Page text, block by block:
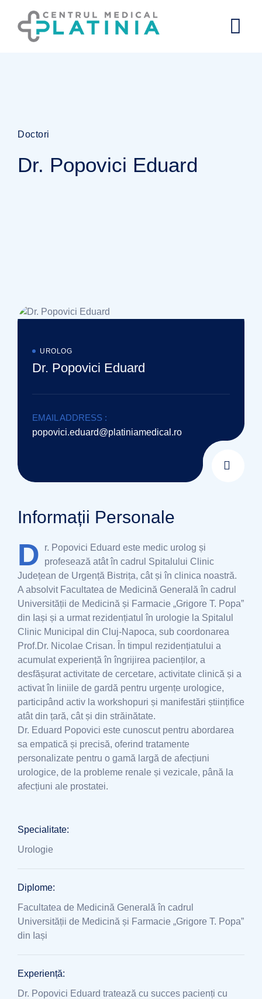
Doctori
Dr. Popovici Eduard
UROLOG
Dr. Popovici Eduard
EMAIL ADDRESS :
popovici.eduard@platiniamedical.ro
Informații Personale
D
r. Popovici Eduard este medic urolog și
profesează atât în cadrul Spitalului Clinic
Județean de Urgență Bistrița, cât și în clinica noastră.
A absolvit Facultatea de Medicină Generală în cadrul
Universității de Medicină și Farmacie „Grigore T. Popa”
din Iași și a urmat rezidențiatul în urologie la Spitalul
Clinic Municipal din Cluj-Napoca, sub coordonarea
Prof.Dr. Nicolae Crisan. În timpul rezidențiatului a
acumulat experiență în îngrijirea pacienților, a
desfășurat activitate de cercetare, activitate clinică și a
activat în liniile de gardă pentru urgențe urologice,
participând activ la workshopuri și manifestări științifice
atât din țară, cât și din străinătate.
Dr. Eduard Popovici este cunoscut pentru abordarea
sa empatică și precisă, oferind tratamente
personalizate pentru o gamă largă de afecțiuni
urologice, de la probleme renale și vezicale, până la
afecțiuni ale prostatei.
Specialitate:
Urologie
Diplome:
Facultatea de Medicină Generală în cadrul
Universității de Medicină și Farmacie „Grigore T. Popa”
din Iași
Experiență:
Dr. Popovici Eduard tratează cu succes pacienți cu